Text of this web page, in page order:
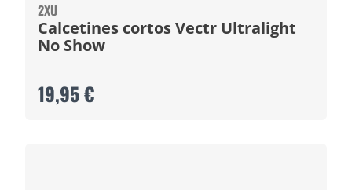
2XU
Calcetines cortos Vectr Ultralight
No Show
19,95 €